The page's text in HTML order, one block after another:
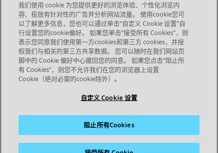
Topic navigation
上一主题 下一主题
STAY CONNECTED
我们使用 cookie 为您提供更好的浏览体验、个性化浏览内
容、投放有针对性的广告并分析网站流量。 使用cookie您可
以了解更多信息，您也可以通过单击“自定义 Cookie 设置”自
行设置您的cookie偏好。 如果您单击“接受所有 Cookies”，则
表示您同意我们使用第一方cookies和第三方 cookies，并授
权我们与相关的第三方共享数据。 您可以随时在我们网站页
脚中的 Cookie 偏好中心撤回您的同意。 如果您点击“阻止所
有 Cookies”，则您不允许我们在您的浏览器上设置
Cookie（绝对必需的cookie除外）。
自定义 Cookie 设置
阻止所有Cookies